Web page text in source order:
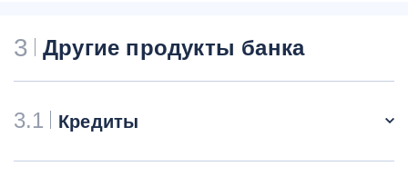
3 Другие продукты банка
3.1 Кредиты